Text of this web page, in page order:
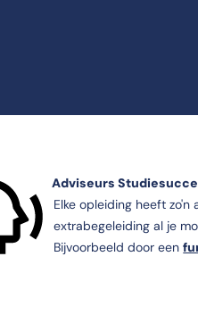
Adviseurs
Elke opleiding heeft zo'n
extrabegeleiding al je
Bijvoorbeeld door een